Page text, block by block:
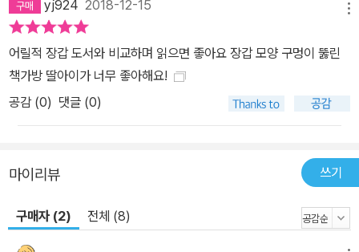
를 갸웃거렸다. 하지만 두 작가는 포기하지 않고 저축해놓은 돈을 털
어 100권의 책을 인쇄하고, 빨간 펠트 천에 장갑 모양의 구멍을 낸 책
케이스에 넣었다. 그리고 인터넷을 이용하여 책을 알렸다. 독자들의
반응은 뜨거웠다. 그 후 구매할 준비가 된 소비자가 상당히 많다는 것
을 알게 된 출판사로부터 다시 연락이 왔다. 《장갑》은 출시된 후 BIB
(브라티슬라바 일러스트레이션 비엔날레) 특별상과 2년 연속 화이트
부부인 두 작가는 아트 스튜디오 아그라프카(Agrafka)를 만들어 다
태로 끌어올렸다는 평가를 받는다. 출시되는 작품마다 주목받으며,
yj924 2018-12-15
어릴적 장갑 도서와 비교하며 읽으면 좋아요 장갑 모양 구멍이 뚫린
책가방 딸아이가 너무 좋아해요!
공감 (0) 댓글 (0)
마이리뷰 쓰기
구매자 (2) 전체 (8)